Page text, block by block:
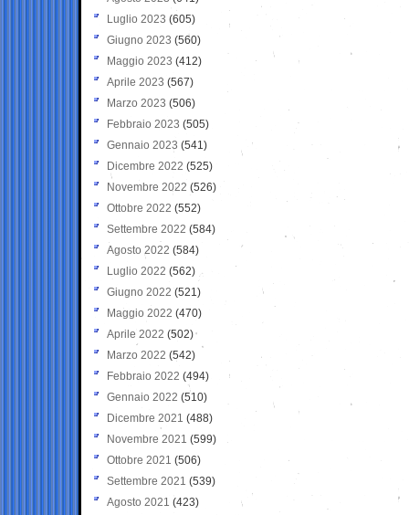
Luglio 2023 (605)
Giugno 2023 (560)
Maggio 2023 (412)
Aprile 2023 (567)
Marzo 2023 (506)
Febbraio 2023 (505)
Gennaio 2023 (541)
Dicembre 2022 (525)
Novembre 2022 (526)
Ottobre 2022 (552)
Settembre 2022 (584)
Agosto 2022 (584)
Luglio 2022 (562)
Giugno 2022 (521)
Maggio 2022 (470)
Aprile 2022 (502)
Marzo 2022 (542)
Febbraio 2022 (494)
Gennaio 2022 (510)
Dicembre 2021 (488)
Novembre 2021 (599)
Ottobre 2021 (506)
Settembre 2021 (539)
Agosto 2021 (423)